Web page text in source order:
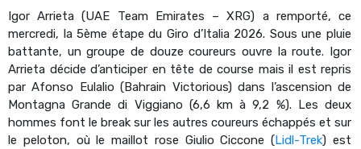
Igor Arrieta (UAE Team Emirates – XRG) a remporté, ce
mercredi, la 5ème étape du Giro d’Italia 2026. Sous une pluie
battante, un groupe de douze coureurs ouvre la route. Igor
Arrieta décide d’anticiper en tête de course mais il est repris
par Afonso Eulalio (Bahrain Victorious) dans l’ascension de
Montagna Grande di Viggiano (6,6 km à 9,2 %). Les deux
hommes font le break sur les autres coureurs échappés et sur
le peloton, où le maillot rose Giulio Ciccone (Lidl-Trek) est